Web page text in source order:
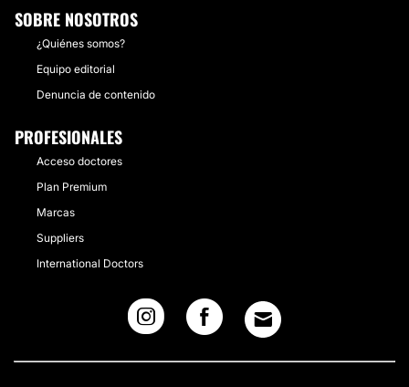
SOBRE NOSOTROS
¿Quiénes somos?
Equipo editorial
Denuncia de contenido
PROFESIONALES
Acceso doctores
Plan Premium
Marcas
Suppliers
International Doctors